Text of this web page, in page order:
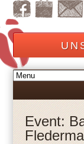
Event: